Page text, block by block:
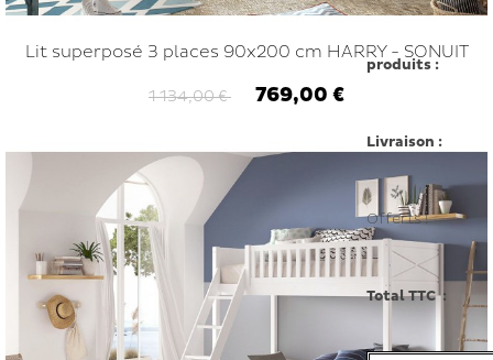
produits :
Livraison :
Offerts !
Total TTC :
Lit superposé 3 places 90x200 cm HARRY - SONUIT
1 134,00 € 769,00 €